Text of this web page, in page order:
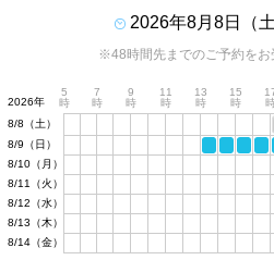
2026年8月8日（
※48時間先までのご予約をお
2026年
5
時
7
時
9
時
11
時
13
時
15
時
8/8（土）
8/9（日）
8/10（月）
8/11（火）
8/12（水）
8/13（木）
8/14（金）